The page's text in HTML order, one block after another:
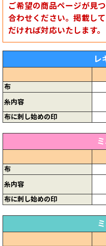
ご希望の商品ページが見
合わせください。掲載し
だければ対応いたします。
レ
布
糸内容
布に刺し始めの印
布
糸内容
布に刺し始めの印